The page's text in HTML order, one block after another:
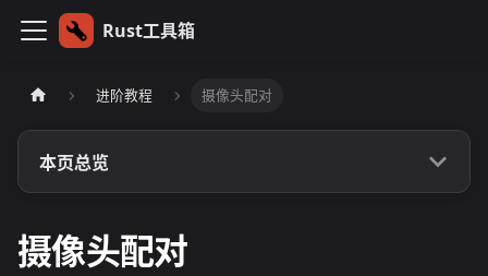
Rust工具箱
进阶教程 摄像头配对
本页总览
摄像头配对